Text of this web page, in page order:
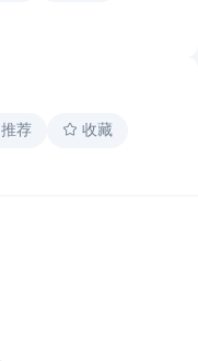
推荐 收藏